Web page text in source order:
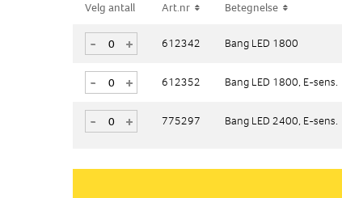
Velg antall Art.nr Betegnelse
+
- 612342 Bang LED 1800
+
- 612352 Bang LED 1800, E-sens.
+
- 775297 Bang LED 2400, E-sens.
Velg antall Art.nr Betegnelse
+
- 612342 Bang LED 1800
+
- 612352 Bang LED 1800, E-sens.
+
- 775297 Bang LED 2400, E-sens.